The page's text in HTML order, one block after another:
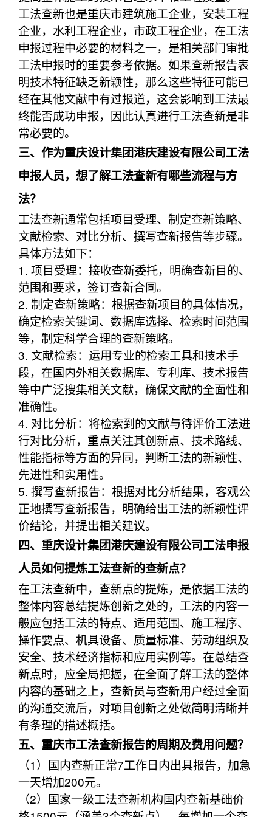
工法查新也是重庆市建筑施工企业，安装工程
企业，水利工程企业，市政工程企业，在工法
申报过程中必要的材料之一，是相关部门审批
工法申报时的重要参考依据。如果查新报告表
明技术特征缺乏新颖性，那么这些特征可能已
经在其他文献中有过报道，这会影响到工法最
终能否成功申报，因此认真进行工法查新是非
常必要的。
三、作为重庆设计集团港庆建设有限公司工法
申报人员，想了解工法查新有哪些流程与方
法？
工法查新通常包括项目受理、制定查新策略、
文献检索、对比分析、撰写查新报告等步骤。
具体方法如下：
1. 项目受理：接收查新委托，明确查新目的、
范围和要求，签订查新合同。
2. 制定查新策略：根据查新项目的具体情况，
确定检索关键词、数据库选择、检索时间范围
等，制定科学合理的查新策略。
3. 文献检索：运用专业的检索工具和技术手
段，在国内外相关数据库、专利库、技术报告
等中广泛搜集相关文献，确保文献的全面性和
准确性。
4. 对比分析：将检索到的文献与待评价工法进
行对比分析，重点关注其创新点、技术路线、
性能指标等方面的异同，判断工法的新颖性、
先进性和实用性。
5. 撰写查新报告：根据对比分析结果，客观公
正地撰写查新报告，明确给出工法的新颖性评
价结论，并提出相关建议。
四、重庆设计集团港庆建设有限公司工法申报
人员如何提炼工法查新的查新点？
在工法查新中，查新点的提炼，是依据工法的
整体内容总结提炼创新之处的，工法的内容一
般应包括工法的特点、适用范围、施工程序、
操作要点、机具设备、质量标准、劳动组织及
安全、技术经济指标和应用实例等。在总结查
新点时，应全局把握，在全面了解工法的整体
内容的基础之上，查新员与查新用户经过全面
的沟通交流后，对项目创新之处做简明清晰并
有条理的描述概括。
五、重庆市工法查新报告的周期及费用问题？
（1）国内查新正常7工作日内出具报告，加急
一天增加200元。
（2）国家一级工法查新机构国内查新基础价